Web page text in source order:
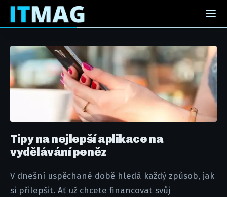
Tipy na nejlepší aplikace na
vydělávání peněz
V dnešní uspěchané době hledá každý způsob, jak
si přilepšit. Ať už chcete financovat svůj